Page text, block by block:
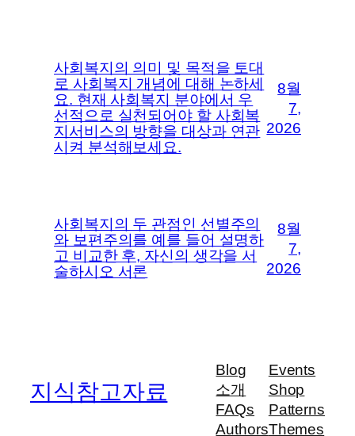
사회복지의 의미 및 목적을 토대
로 사회복지 개념에 대해 논하세
요. 현재 사회복지 분야에서 우
선적으로 실천되어야 할 사회복
지서비스의 방향을 대상과 연관
시켜 분석해보세요.
8월
7,
2026
사회복지의 두 관점인 선별주의
와 보편주의를 예를 들어 설명하
고 비교한 후, 자신의 생각을 서
술하시오 서론
8월
7,
2026
지식참고자료
Blog
소개
FAQs
Authors
Events
Shop
Patterns
Themes